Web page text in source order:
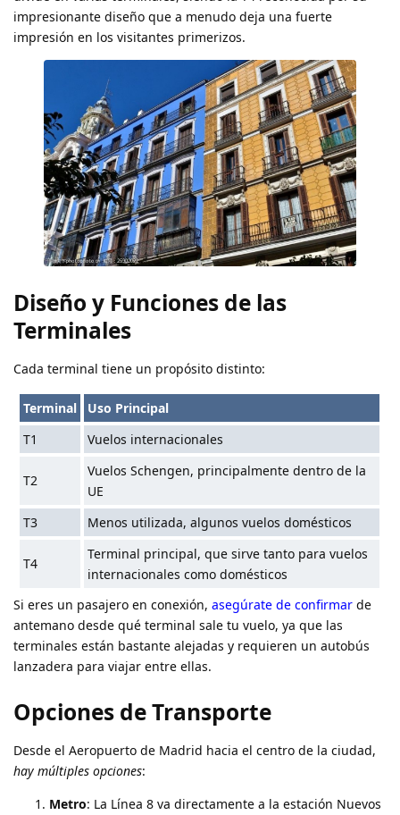
impresionante diseño que a menudo deja una fuerte
impresión en los visitantes primerizos.
Diseño y Funciones de las
Terminales
Cada terminal tiene un propósito distinto:
Terminal
Uso Principal
T1
Vuelos internacionales
T2
Vuelos Schengen, principalmente dentro de la
UE
T3
Menos utilizada, algunos vuelos domésticos
T4
Terminal principal, que sirve tanto para vuelos
internacionales como domésticos
Si eres un pasajero en conexión, asegúrate de confirmar de
antemano desde qué terminal sale tu vuelo, ya que las
terminales están bastante alejadas y requieren un autobús
lanzadera para viajar entre ellas.
Opciones de Transporte
Desde el Aeropuerto de Madrid hacia el centro de la ciudad,
hay múltiples opciones:
Metro: La Línea 8 va directamente a la estación Nuevos